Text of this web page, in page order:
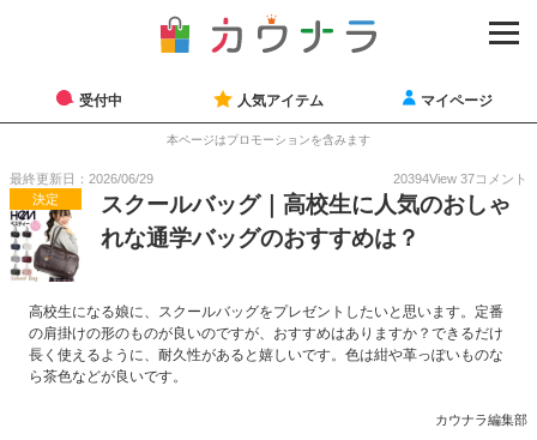
受付中 人気アイテム マイページ
本ページはプロモーションを含みます
最終更新日：2026/06/29 20394View 37コメント
決定
スクールバッグ｜高校生に人気のおしゃ
れな通学バッグのおすすめは？
高校生になる娘に、スクールバッグをプレゼントしたいと思います。定番
の肩掛けの形のものが良いのですが、おすすめはありますか？できるだけ
長く使えるように、耐久性があると嬉しいです。色は紺や革っぽいものな
ら茶色などが良いです。
カウナラ編集部